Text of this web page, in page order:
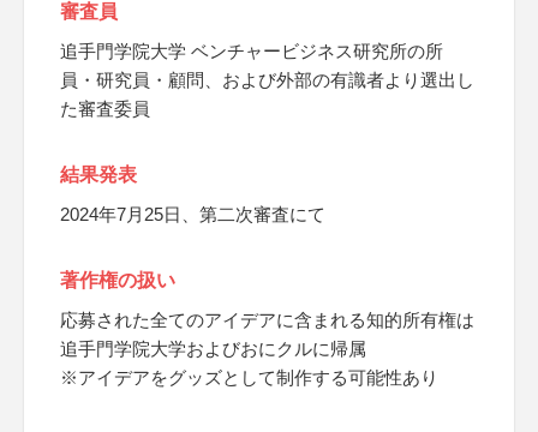
審査員
追手門学院大学 ベンチャービジネス研究所の所
員・研究員・顧問、および外部の有識者より選出し
た審査委員
結果発表
2024年7月25日、第二次審査にて
著作権の扱い
応募された全てのアイデアに含まれる知的所有権は
追手門学院大学およびおにクルに帰属
※アイデアをグッズとして制作する可能性あり